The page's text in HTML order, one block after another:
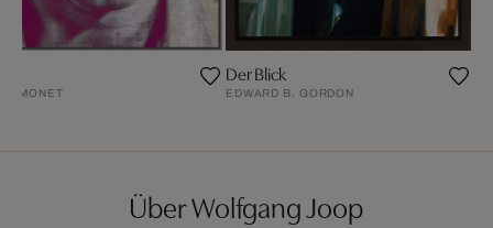
MONET
Der Blick
EDWARD B. GORDON
Über Wolfgang Joop